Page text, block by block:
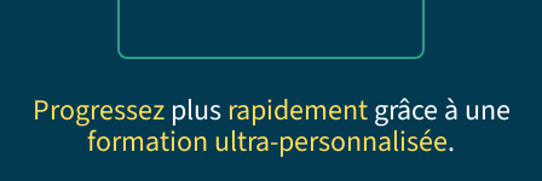
À propos
Progressez plus rapidementgrâce à une
formation ultra-personnalisée.